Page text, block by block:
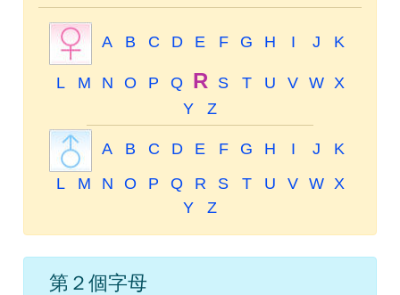
A B C D E F G H I J K
L M N O P Q R S T U V W X
Y
Z
A B C D E F G H I J
K
L
M N O P Q R S T U V W X
Y
Z
第２個字母